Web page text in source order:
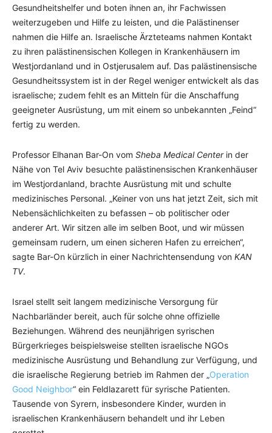
Gesundheitshelfer und boten ihnen an, ihr Fachwissen
weiterzugeben und Hilfe zu leisten, und die Palästinenser
nahmen die Hilfe an. Israelische Ärzteteams nahmen Kontakt
zu ihren palästinensischen Kollegen in Krankenhäusern im
Westjordanland und in Ostjerusalem auf. Das palästinensische
Gesundheitssystem ist in der Regel weniger entwickelt als das
israelische; zudem fehlt es an Mitteln für die Anschaffung
geeigneter Ausrüstung, um mit einem so unbekannten „Feind“
fertig zu werden.
Professor Elhanan Bar-On vom Sheba Medical Centerin der
Nähe von Tel Aviv besuchte palästinensischen Krankenhäuser
im Westjordanland, brachte Ausrüstung mit und schulte
medizinisches Personal. „Keiner von uns hat jetzt Zeit, sich mit
Nebensächlichkeiten zu befassen – ob politischer oder
anderer Art. Wir sitzen alle im selben Boot, und wir müssen
gemeinsam rudern, um einen sicheren Hafen zu erreichen“,
sagte Bar-On kürzlich in einer Nachrichtensendung von KAN
TV.
Israel stellt seit langem medizinische Versorgung für
Nachbarländer bereit, auch für solche ohne offizielle
Beziehungen. Während des neunjährigen syrischen
Bürgerkrieges beispielsweise stellten israelische NGOs
medizinische Ausrüstung und Behandlung zur Verfügung, und
die israelische Regierung betrieb im Rahmen der „Operation
Good Neighbor“ ein Feldlazarett für syrische Patienten.
Tausende von Syrern, insbesondere Kinder, wurden in
israelischen Krankenhäusern behandelt und ihr Leben